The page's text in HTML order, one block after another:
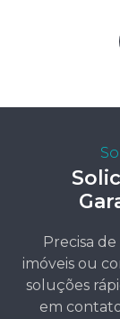
Precisa
imóveis ou
soluções
em